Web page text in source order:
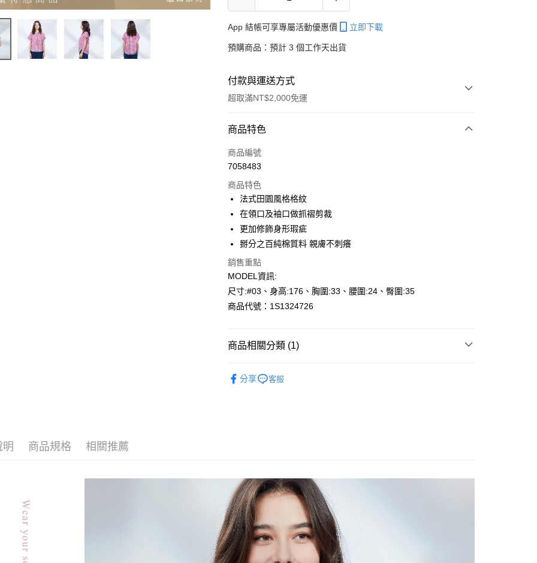
App 結帳可享專屬活動優惠價 立即下載
預購商品：預計 3 個工作天出貨
付款與運送方式
超取滿NT$2,000免運
付款方式
信用卡一次付款
LINE Pay
Apple Pay
悠遊付
Google Pay
相關說明
【關於「AFTEE先享後付」】
１．簡單：不需註冊會員、不需綁卡、不需儲值。
２．便利：只要手機號碼，簡訊認證，即可結帳。
【「AFTEE先享後付」結帳流程】
※ 交易是否成功請以「AFTEE先享後付 」之結帳頁面顯示為準，若有關於
是否繳費成功／繳費後需取消欲退款等相關疑問，請聯繫「AFTEE先享後
付客戶支援中心」
https://netprotections.freshdesk.com/support/home
【注意事項】
１．透過由恩沛科技股份有限公司提供之「AFTEE先享後付」服務完成之
交易，需依本服務之必要範圍內提供個人資料，並將交易相關給付款項請
求債權轉讓予恩沛科技股份有限公司。
每筆NT$60，滿NT$2,000(含以上)免運費
每筆NT$60，滿NT$2,000(含以上)免運費
宅配-滿2000元免運
每筆NT$120，滿NT$2,000(含以上)免運費
商品特色
商品編號
7058483
商品特色
法式田園風格格紋
在領口及袖口做抓褶剪裁
更加修飾身形瑕疵
掰分之百純棉質料 親膚不刺癢
銷售重點
MODEL資訊:
尺寸:#03、身高:176、胸圍:33、腰圍:24、臀圍:35
商品代號：1S1324726
商品相關分類 (1)
分享
客服
明 商品規格 相關推薦